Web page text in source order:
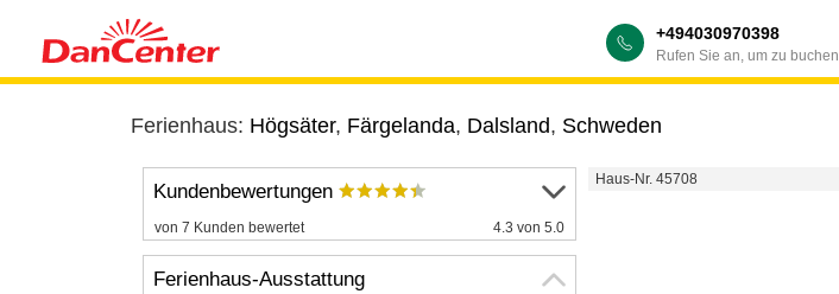
+494030970398
Rufen Sie an, um zu buchen
Ferienhaus: Högsäter, Färgelanda, Dalsland, Schweden
Haus-Nr. 45708
Kundenbewertungen
von 7 Kunden bewertet 4.3 von 5.0
Ferienhaus-Ausstattung